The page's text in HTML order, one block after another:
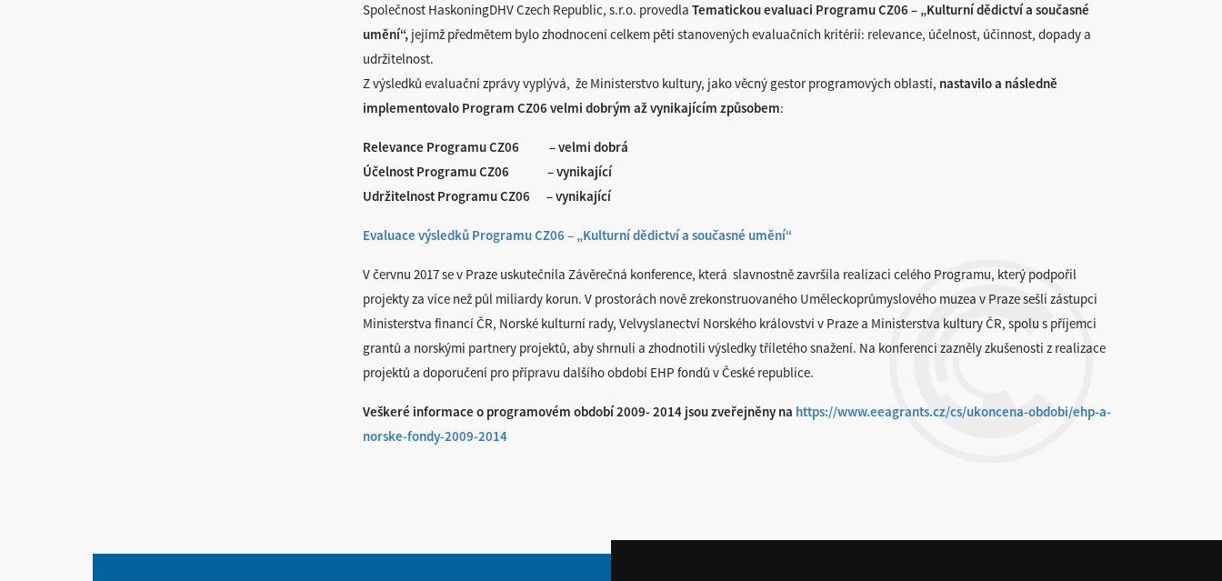
Společnost HaskoningDHV Czech Republic, s.r.o. provedla Tematickou evaluaci Programu CZ06 – „Kulturní dědictví a současné
umění“, jejímž předmětem bylo zhodnocení celkem pěti stanovených evaluačních kritérií: relevance, účelnost, účinnost, dopady a
udržitelnost.
Z výsledků evaluační zprávy vyplývá, že Ministerstvo kultury, jako věcný gestor programových oblastí, nastavilo a následně
implementovalo Program CZ06 velmi dobrým až vynikajícím způsobem:
Relevance Programu CZ06 – velmi dobrá
Účelnost Programu CZ06 – vynikající
Udržitelnost Programu CZ06 – vynikající
Evaluace výsledků Programu CZ06 – „Kulturní dědictví a současné umění“
V červnu 2017 se v Praze uskutečnila Závěrečná konference, která slavnostně završila realizaci celého Programu, který podpořil
projekty za více než půl miliardy korun. V prostorách nově zrekonstruovaného Uměleckoprůmyslového muzea v Praze sešli zástupci
Ministerstva financí ČR, Norské kulturní rady, Velvyslanectví Norského království v Praze a Ministerstva kultury ČR, spolu s příjemci
grantů a norskými partnery projektů, aby shrnuli a zhodnotili výsledky tříletého snažení. Na konferenci zazněly zkušenosti z realizace
projektů a doporučení pro přípravu dalšího období EHP fondů v České republice.
Veškeré informace o programovém období 2009- 2014 jsou zveřejněny na https://www.eeagrants.cz/cs/ukoncena-obdobi/ehp-a-
norske-fondy-2009-2014